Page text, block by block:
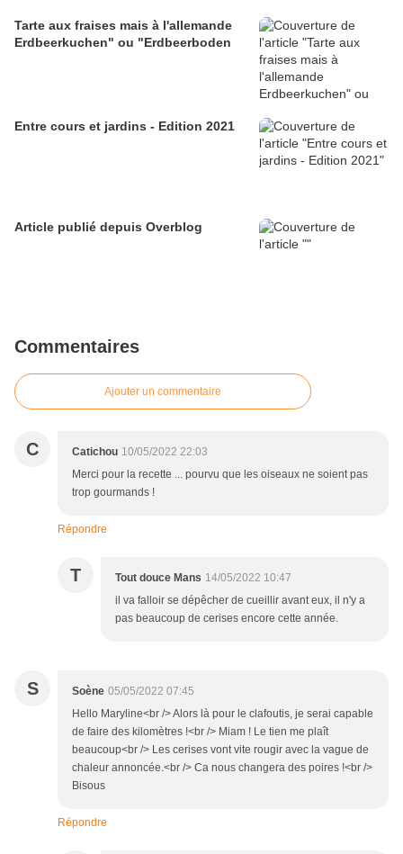
Tarte aux fraises mais à l'allemande
Erdbeerkuchen" ou "Erdbeerboden
Entre cours et jardins - Edition 2021
Article publié depuis Overblog
Commentaires
Ajouter un commentaire
C Catichou 10/05/2022 22:03
Merci pour la recette ... pourvu que les oiseaux ne soient pas
trop gourmands !
Répondre
T Tout douce Mans 14/05/2022 10:47
il va falloir se dépêcher de cueillir avant eux, il n'y a
pas beaucoup de cerises encore cette année.
S Soène 05/05/2022 07:45
Hello Maryline<br /> Alors là pour le clafoutis, je serai capable
de faire des kilomètres !<br /> Miam ! Le tien me plaît
beaucoup<br /> Les cerises vont vite rougir avec la vague de
chaleur annoncée.<br /> Ca nous changera des poires !<br />
Bisous
Répondre